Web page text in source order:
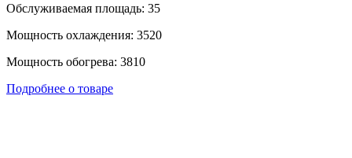
Обслуживаемая площадь: 35
Мощность охлаждения: 3520
Мощность обогрева: 3810
Подробнее о товаре